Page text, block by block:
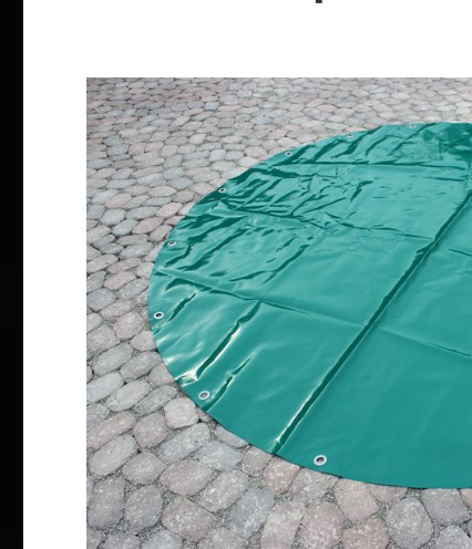
Bildergalerie überspringen